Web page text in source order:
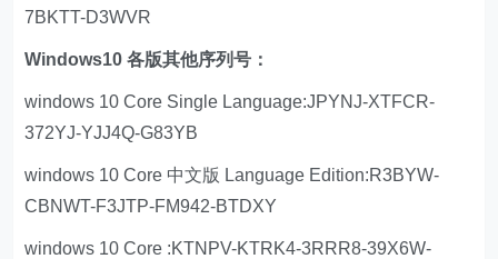
7BKTT-D3WVR
Windows10 各版其他序列号：
windows 10 Core Single Language:JPYNJ-XTFCR-
372YJ-YJJ4Q-G83YB
windows 10 Core 中文版 Language Edition:R3BYW-
CBNWT-F3JTP-FM942-BTDXY
windows 10 Core :KTNPV-KTRK4-3RRR8-39X6W-